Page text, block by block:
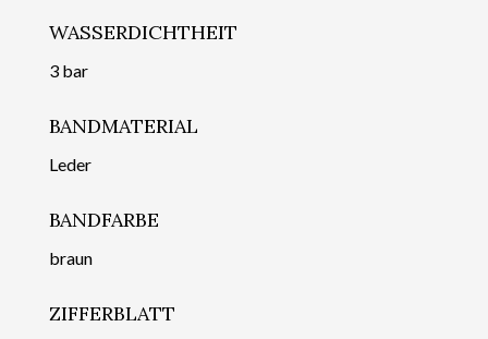
WASSERDICHTHEIT
3 bar
BANDMATERIAL
Leder
BANDFARBE
braun
ZIFFERBLATT